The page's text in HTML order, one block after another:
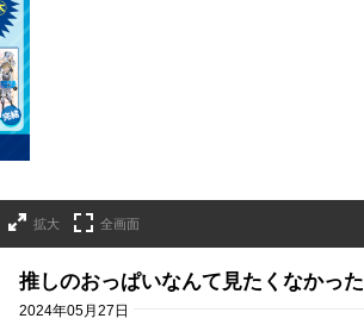
拡大 全画面
推しのおっぱいなんて見たくなかった
2024年05月27日